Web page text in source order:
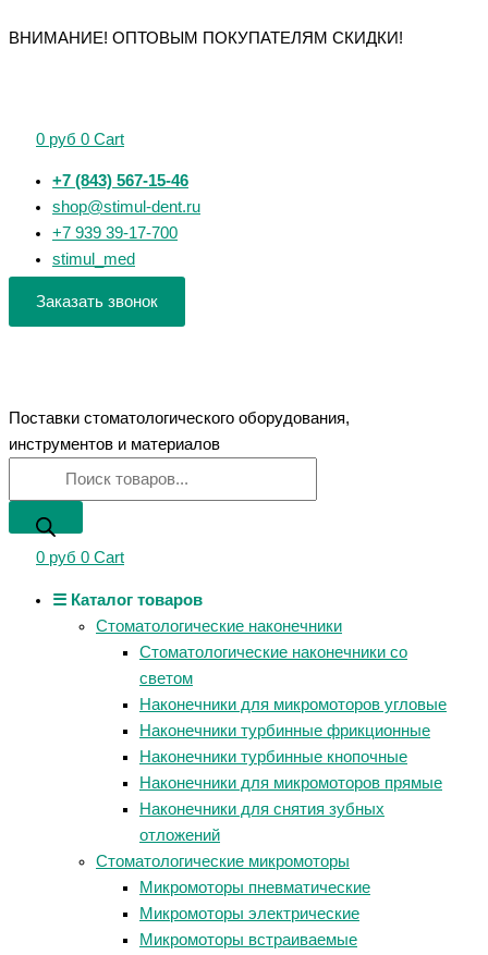
к
ВНИМАНИЕ! ОПТОВЫМ ПОКУПАТЕЛЯМ СКИДКИ!
0 руб 0 Cart
+7 (843) 567-15-46
shop@stimul-dent.ru
+7 939 39-17-700
stimul_med
Заказать звонок
Поставки стоматологического оборудования,
инструментов и материалов
товаров
0 руб 0 Cart
☰ Каталог товаров
Стоматологические наконечники
Стоматологические наконечники со
светом
Наконечники для микромоторов угловые
Наконечники турбинные фрикционные
Наконечники турбинные кнопочные
Наконечники для микромоторов прямые
Наконечники для снятия зубных
отложений
Стоматологические микромоторы
Микромоторы пневматические
Микромоторы электрические
Микромоторы встраиваемые
товаров
товара
вытяжная
товара
товара
товара
товара